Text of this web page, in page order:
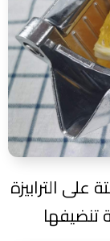
الترابيزة